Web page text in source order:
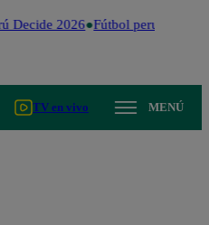
Decide 2026 Fútbol peruano
TV en vivo MENÚ